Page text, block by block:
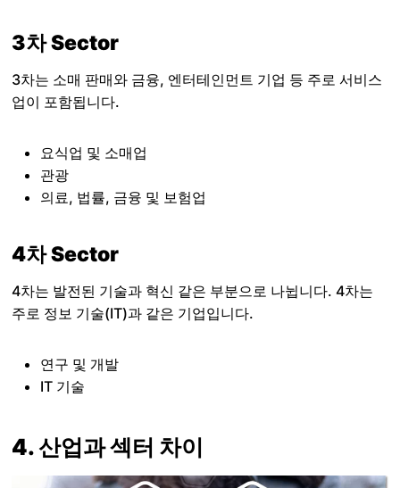
3차 Sector
3차는 소매 판매와 금융, 엔터테인먼트 기업 등 주로 서비스
업이 포함됩니다.
요식업 및 소매업
관광
의료, 법률, 금융 및 보험업
4차 Sector
4차는 발전된 기술과 혁신 같은 부분으로 나뉩니다. 4차는
주로 정보 기술(IT)과 같은 기업입니다.
연구 및 개발
IT 기술
4. 산업과 섹터 차이